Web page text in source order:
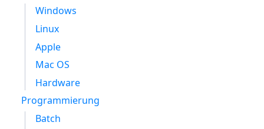
Windows
Linux
Apple
Mac OS
Hardware
Programmierung
Batch